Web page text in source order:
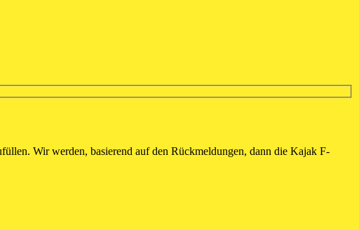
Wir werden, basierend auf den Rückmeldungen, dann die Kajak F-